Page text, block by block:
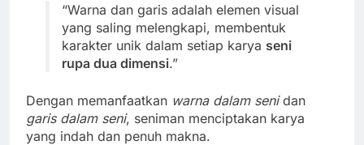
“Warna dan garis adalah elemen visual
yang saling melengkapi, membentuk
karakter unik dalam setiap karya seni
rupa dua dimensi.”
Dengan memanfaatkan warna dalam senidan
garis dalam seni, seniman menciptakan karya
yang indah dan penuh makna.